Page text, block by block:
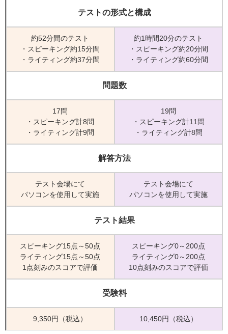
テストの形式と構成
約52分間のテスト
・スピーキング約15分間
・ライティング約37分間
約1時間20分のテスト
・スピーキング約20分間
・ライティング約60分間
問題数
17問
・スピーキング計8問
・ライティング計9問
19問
・スピーキング計11問
・ライティング計8問
解答方法
テスト会場にて
パソコンを使用して実施
テスト会場にて
パソコンを使用して実施
テスト結果
スピーキング15点～50点
ライティング15点～50点
1点刻みのスコアで評価
スピーキング0～200点
ライティング0～200点
10点刻みのスコアで評価
受験料
9,350円（税込） 10,450円（税込）